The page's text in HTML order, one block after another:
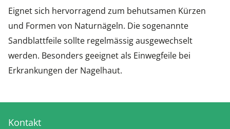
Eignet sich hervorragend zum behutsamen Kürzen
und Formen von Naturnägeln. Die sogenannte
Sandblattfeile sollte regelmässig ausgewechselt
werden. Besonders geeignet als Einwegfeile bei
Erkrankungen der Nagelhaut.
Kontakt